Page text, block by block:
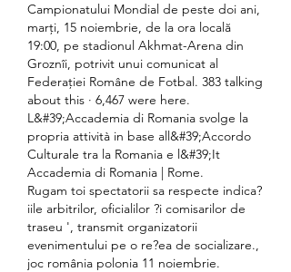
Campionatului Mondial de peste doi ani,
marți, 15 noiembrie, de la ora locală
19:00, pe stadionul Akhmat-Arena din
Groznîi, potrivit unui comunicat al
Federației Române de Fotbal. 383 talking
about this · 6,467 were here.
L&#39;Accademia di Romania svolge la
propria attività in base all&#39;Accordo
Culturale tra la Romania e l&#39;It
Accademia di Romania | Rome.
Rugam toi spectatorii sa respecte indica?
iile arbitrilor, oficialilor ?i comisarilor de
traseu ', transmit organizatorii
evenimentului pe o re?ea de socializare.,
joc românia polonia 11 noiembrie.